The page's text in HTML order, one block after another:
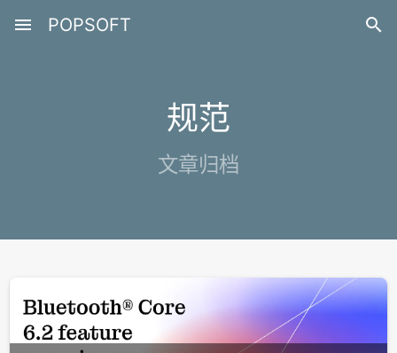
menu POPSOFT 
规范
文章归档